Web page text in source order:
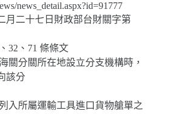
news_detail.aspx?id=91777
月二十七日財政部台財關字第
32、71 條條文
關分關所在地設立分支機構時，
該分
入所屬運輸工具進口貨物艙單之